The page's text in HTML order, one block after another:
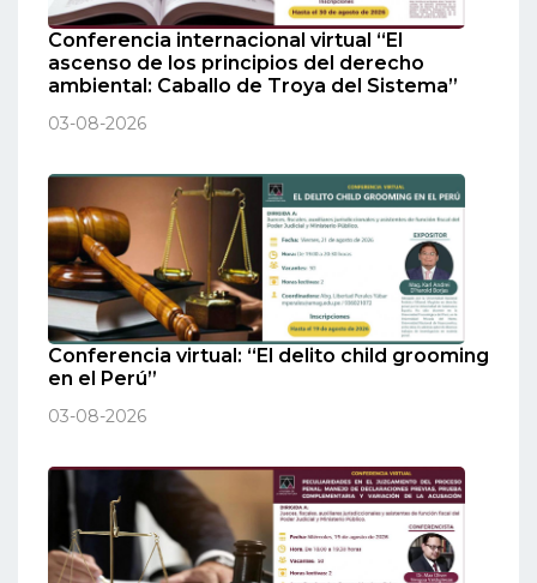
Conferencia internacional virtual “El
ascenso de los principios del derecho
ambiental: Caballo de Troya del Sistema”
03-08-2026
Conferencia virtual: “El delito child grooming
en el Perú”
03-08-2026